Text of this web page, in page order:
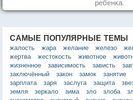
ребенка.
САМЫЕ ПОПУЛЯРНЫЕ ТЕМЫ
жалость
жара желание железо
жертва
жестокость животное
жизненное
зависимость зависть
заключённый
закон замок занятие
зарплата
заря заслуга защита
земля
зеркало зима зло злоба